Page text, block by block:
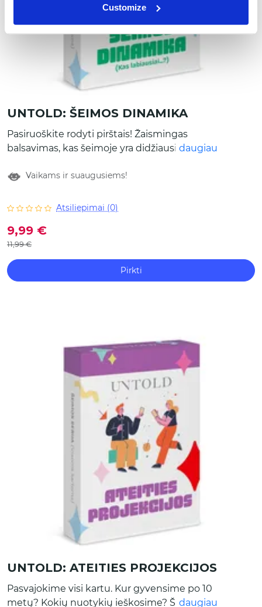
Customize
UNTOLD: ŠEIMOS DINAMIKA
Pasiruoškite rodyti pirštais! Žaismingas
balsavimas, kas šeimoje yra didžiausias
dozė garantuota. Viduje rasite 50 kortelių su
atskleidžiančiais šeimos narių kasdienius
pramogoms ir žaidimų vakarams su vaikais.
daugiau
Vaikams ir suaugusiems!
Atsiliepimai (0)
9,99 €
11,99 €
Pirkti
UNTOLD: ATEITIES PROJEKCIJOS
Pasvajokime visi kartu. Kur gyvensime po 10
metų? Kokių nuotykių ieškosime? Šeimadaugiau